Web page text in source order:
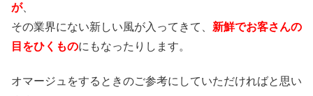
が、
その業界にない新しい風が入ってきて、 新鮮でお客さんの
目をひくものにもなったりします。
オマージュをするときのご参考にしていただければと思い